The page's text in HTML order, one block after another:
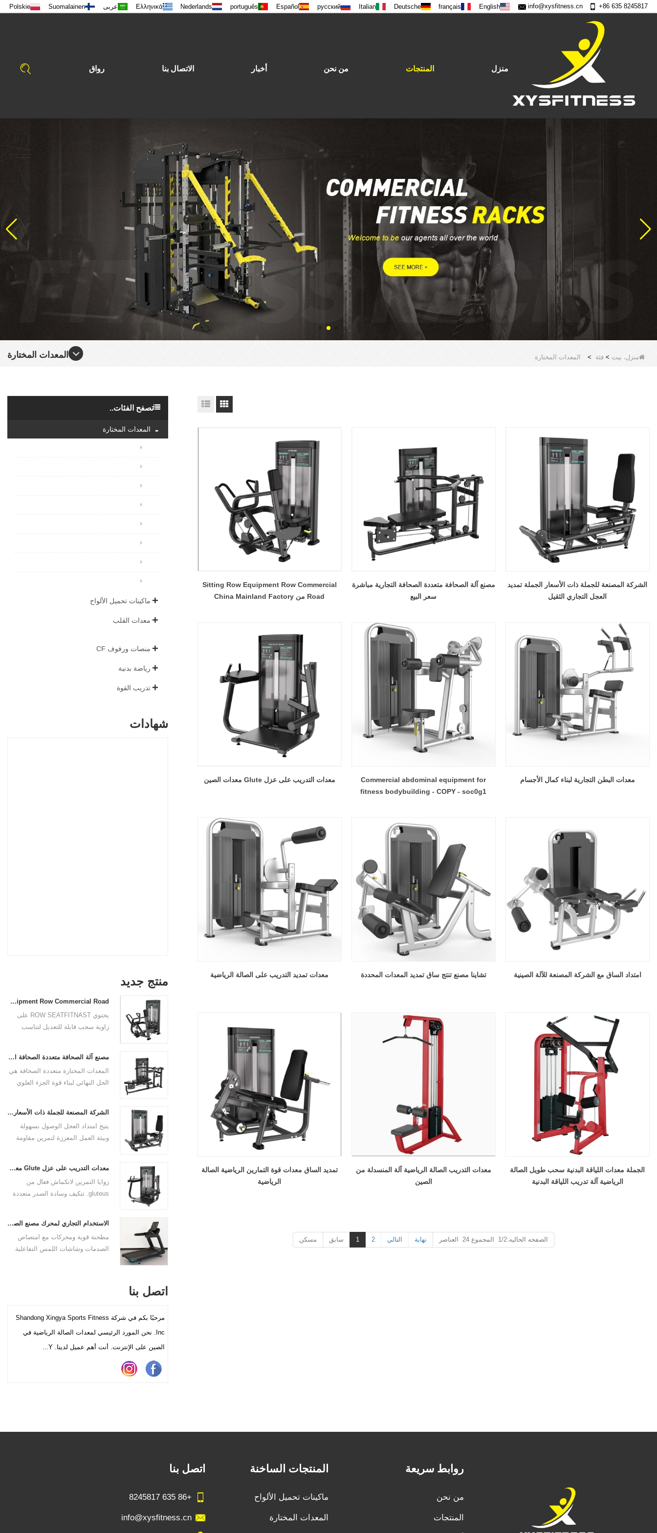
+86 635 8245817
info@xysfitness.cn
English
français
Deutsche
Italian
русский
Español
português
Nederlands
Ελληνικά عربى Suomalainen
Polskie
منزل المنتجات من نحن أخبار الاتصال بنا رواق
المعدات المختارة منزل، بيت > فئة > المعدات المختارة
تصفح الفئات..
المعدات المختارة
ماكينات تحميل الألواح
معدات القلب
منصات ورفوف CF
رياضة بدنية
تدريب القوة
شهادات
منتج جديد
Sitting Row Equipment Row Commercial Road من China Mainland Factory
يحتوي ROW SEATFITNAST على
زاوية سحب قابلة للتعديل لتناسب
والمساند كبيرة الحجم تمنح المستخدم
التحكم المضافة. لوحة المقعد قابلة
للتعديل أيضًا لاستيعاب مجموعة واسعة
مصنع آلة الصحافة متعددة الصحافة التجارية مباشرة سعر البيع
المعدات المختارة متعددة الصحافة هي
الحل النهائي لبناء قوة الجزء العلوي
مجموعات العضلات المتعددة ، وهي
مثالية للعمل في الصدر السفلي ،
والغنية المتوسطة ، والصدر العلوي ،
والإعدادات القابلة للتعديل ، يضمن هذا
سلسة وفعالة لجميع المستخدمين.
الشركة المصنعة للجملة ذات الأسعار الجملة تمديد العجل التجاري الثقيل
يتيح امتداد العجل الوصول بسهولة
وبيئة العمل المعززة لتمرين مقاومة
على كلا القدمين وتعمل كأساس
مستقر طوال النطاق الكامل للحركة.
معدات التدريب على عزل Glute معدات الصين
زوايا التمرين لانكماش فعال من
gluteus. تتكيف وسادة الصدر متعددة
الاستقرار الكافي.
الاستخدام التجاري لمحرك مصنع الصين
مطحنة قوية ومحركات مع امتصاص
الصدمات وشاشات اللمس التفاعلية
اتصل بنا
مرحبًا بكم في شركة Shandong Xingya Sports Fitness
Inc. نحن المورد الرئيسي لمعدات الصالة الرياضية في
الصين على الإنترنت. أنت أهم عميل لدينا. Y...
Sitting Row Equipment Row Commercial
Road من China Mainland Factory
مصنع آلة الصحافة متعددة الصحافة التجارية مباشرة
سعر البيع
الشركة المصنعة للجملة ذات الأسعار الجملة تمديد
العجل التجاري الثقيل
معدات التدريب على عزل Glute معدات الصين
Commercial abdominal equipment for
fitness bodybuilding - COPY - soc0g1
معدات البطن التجارية لبناء كمال الأجسام
معدات تمديد التدريب على الصالة الرياضية تشاينا مصنع تنتج ساق تمديد المعدات المحددة امتداد الساق مع الشركة المصنعة للآلة الصينية
تمديد الساق معدات قوة التمارين الرياضية الصالة
الرياضية
معدات التدريب الصالة الرياضية آلة المنسدلة من
الصين
الجملة معدات اللياقة البدنية سحب طويل الصالة
الرياضية آلة تدريب اللياقة البدنية
مسكن سابق 1 2 التالي نهاية الصفحه الحاليه:1/2 المجموع 24 العناصر
روابط سريعة
من نحن
المنتجات
المنتجات الساخنة
ماكينات تحميل الألواح
المعدات المختارة
اتصل بنا
+86 635 8245817
info@xysfitness.cn